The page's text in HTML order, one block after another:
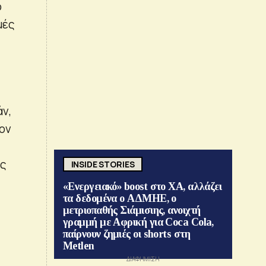
INSIDE STORIES
«Ενεργειακό» boost στο ΧΑ, αλλάζει
τα δεδομένα ο ΑΔΜΗΕ, ο
μετριοπαθής Σιάμισιης, ανοιχτή
γραμμή με Αφρική για Coca Cola,
παίρνουν ζημιές οι shorts στη
Metlen